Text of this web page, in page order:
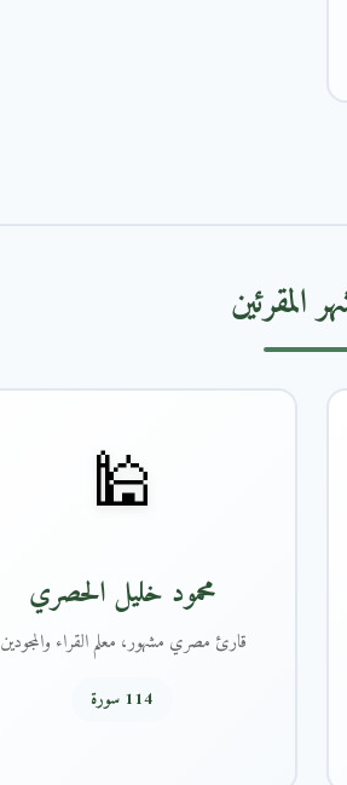
المقرئين
🕌
محمود خليل الحصري
قارئ مصري مشهور، معلم القراء والمجودين
114 سورة